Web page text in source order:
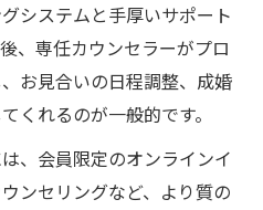
システムと手厚いサポート
、専任カウンセラーがプロ
お見合いの日程調整、成婚
くれるのが一般的です。
、会員限定のオンラインイ
ンセリングなど、より質の